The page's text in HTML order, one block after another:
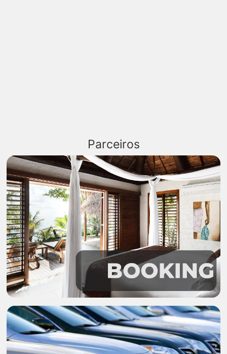
Parceiros